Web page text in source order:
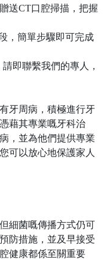
送CT口腔掃描，把握
，簡單步驟即可完成
即聯繫我們的專人，
牙周病，積極進行牙
藉其專業嘅牙科治
，並為他們提供專業
可以放心地保護家人
細菌嘅傳播方式仍可
防措施，並及早接受
健康都係至關重要